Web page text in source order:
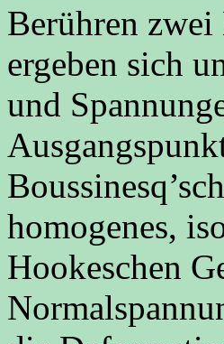
Berühren
ergeben sich
und
homogenes,
Hookeschen